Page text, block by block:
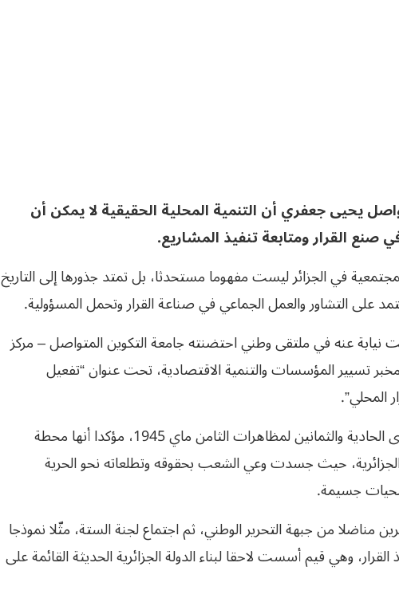
يحيى جعفري أن التنمية المحلية الحقيقية لا يمكن أن
القرار ومتابعة تنفيذ المشاريع.
في الجزائر ليست مفهوما مستحدثا، بل تمتد جذورها إلى التاريخ
على التشاور والعمل الجماعي في صناعة القرار وتحمل المسؤولية.
نيابة عنه في ملتقى وطني احتضنته جامعة التكوين المتواصل – مركز
تسيير المؤسسات والتنمية الاقتصادية، تحت عنوان “تفعيل
المحلي”.
واستحضر جعفري في كلمته الذكرى الحادية والثمانين لمظاهرات الثامن ماي 1945، مؤكدا أنها محطة
حيث جسدت وعي الشعب بحقوقه وتطلعاته نحو الحرية
جسيمة.
مناضلا من جبهة التحرير الوطني، ثم اجتماع لجنة الستة، مثّلا نموذجا
وهي قيم أسست لاحقا لبناء الدولة الجزائرية الحديثة القائمة على